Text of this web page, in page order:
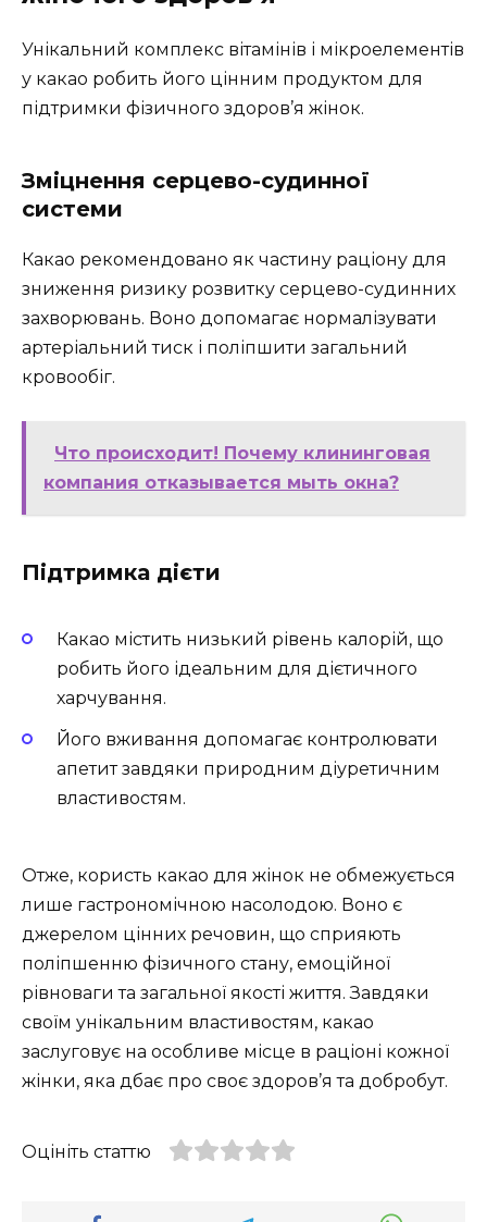
Унікальний комплекс вітамінів і мікроелементів
у какао робить його цінним продуктом для
підтримки фізичного здоров’я жінок.
Зміцнення серцево-судинної
системи
Какао рекомендовано як частину раціону для
зниження ризику розвитку серцево-судинних
захворювань. Воно допомагає нормалізувати
артеріальний тиск і поліпшити загальний
кровообіг.
Что происходит! Почему клининговая
компания отказывается мыть окна?
Підтримка дієти
Какао містить низький рівень калорій, що
робить його ідеальним для дієтичного
харчування.
Його вживання допомагає контролювати
апетит завдяки природним діуретичним
властивостям.
Отже, користь какао для жінок не обмежується
лише гастрономічною насолодою. Воно є
джерелом цінних речовин, що сприяють
поліпшенню фізичного стану, емоційної
рівноваги та загальної якості життя. Завдяки
своїм унікальним властивостям, какао
заслуговує на особливе місце в раціоні кожної
жінки, яка дбає про своє здоров’я та добробут.
Оцініть статтю